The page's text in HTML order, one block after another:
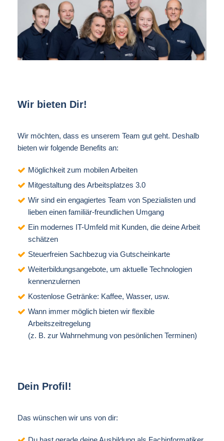
Wir bieten Dir!
Wir möchten, dass es unserem Team gut geht. Deshalb
bieten wir folgende Benefits an:
Möglichkeit zum mobilen Arbeiten
Mitgestaltung des Arbeitsplatzes 3.0
Wir sind ein engagiertes Team von Spezialisten und
lieben einen familiär-freundlichen Umgang
Ein modernes IT-Umfeld mit Kunden, die deine Arbeit
schätzen
Steuerfreien Sachbezug via Gutscheinkarte
Weiterbildungsangebote, um aktuelle Technologien
kennenzulernen
Kostenlose Getränke: Kaffee, Wasser, usw.
Wann immer möglich bieten wir flexible
Arbeitszeitregelung
(z. B. zur Wahrnehmung von pesönlichen Terminen)
Dein Profil!
Das wünschen wir uns von dir: